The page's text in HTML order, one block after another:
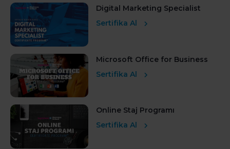
Digital Marketing Specialist
Sertifika Al
Microsoft Office for Business
Sertifika Al
Online Staj Programı
Sertifika Al